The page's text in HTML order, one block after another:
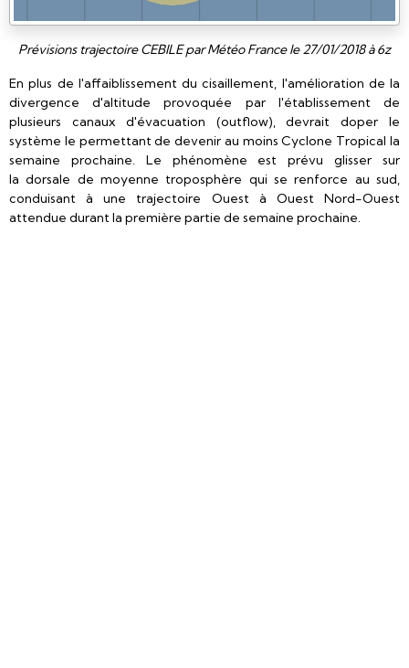
Prévisions trajectoire CEBILE par Météo France le 27/01/2018 à 6z
En plus de l'affaiblissement du cisaillement, l'amélioration de la
divergence d'altitude provoquée par l'établissement de
plusieurs canaux d'évacuation (outflow), devrait doper le
système le permettant de devenir au moins Cyclone Tropical la
semaine prochaine. Le phénomène est prévu glisser sur
la dorsale de moyenne troposphère qui se renforce au sud,
conduisant à une trajectoire Ouest à Ouest Nord-Ouest
attendue durant la première partie de semaine prochaine.